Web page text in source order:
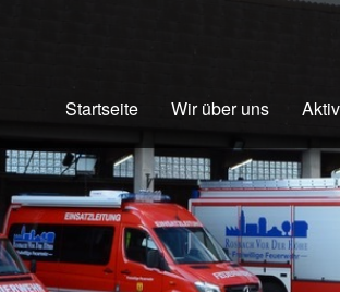
Startseite Wir über uns